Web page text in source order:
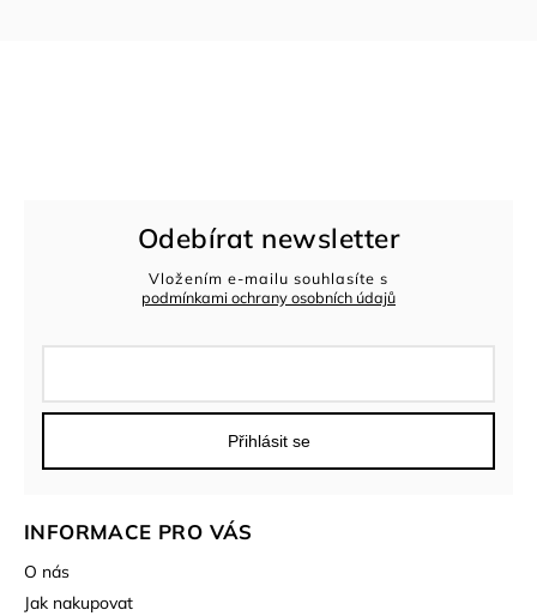
INFORMACE PRO VÁS
O nás
Jak nakupovat
Odebírat newsletter
Vložením e-mailu souhlasíte s
podmínkami ochrany osobních údajů
Přihlásit se